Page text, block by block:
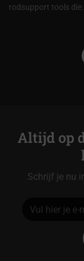
rodsupport tools die...
Altijd op
Schrijf je nu